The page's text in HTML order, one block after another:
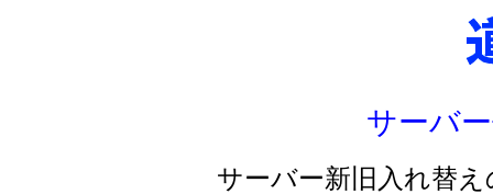
サーバ
サーバー新旧入れ替